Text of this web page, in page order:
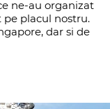
ne-au organizat
pe placul nostru.
dar si de